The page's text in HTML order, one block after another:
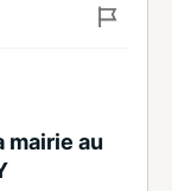
mairie au